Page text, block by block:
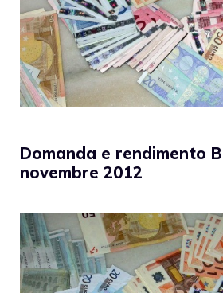
Domanda e rendimento
novembre 2012